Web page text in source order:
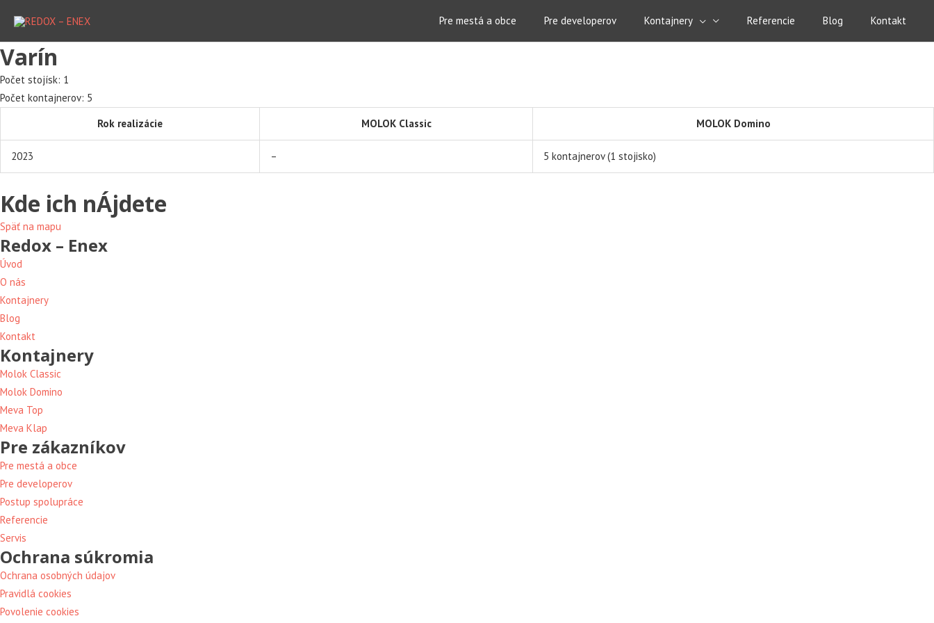
obsah
Pre mestá a obce Pre developerov Kontajnery Referencie Blog Kontakt
Varín
Počet stojísk: 1
Počet kontajnerov: 5
Rok realizácie
MOLOK Classic MOLOK Domino
2023 – 5 kontajnerov (1 stojisko)
Kde ich nÁjdete
Späť na mapu
Redox – Enex
Úvod
O nás
Kontajnery
Blog
Kontakt
Kontajnery
Molok Classic
Molok Domino
Meva Top
Meva Klap
Pre zákazníkov
Pre mestá a obce
Pre developerov
Postup spolupráce
Referencie
Servis
Ochrana súkromia
Ochrana osobných údajov
Pravidlá cookies
Povolenie cookies